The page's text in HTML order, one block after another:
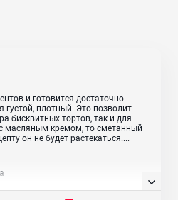
и готовится достаточно
густой, плотный. Это позволит
бисквитных тортов, так и для
масляным кремом, то сметанный
он не будет растекаться....